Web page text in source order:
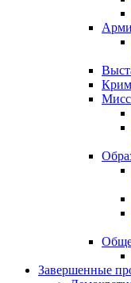
Завершенные